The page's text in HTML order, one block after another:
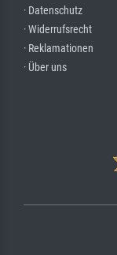
· Datenschutz
· Widerrufsrecht
· Reklamationen
· Über uns